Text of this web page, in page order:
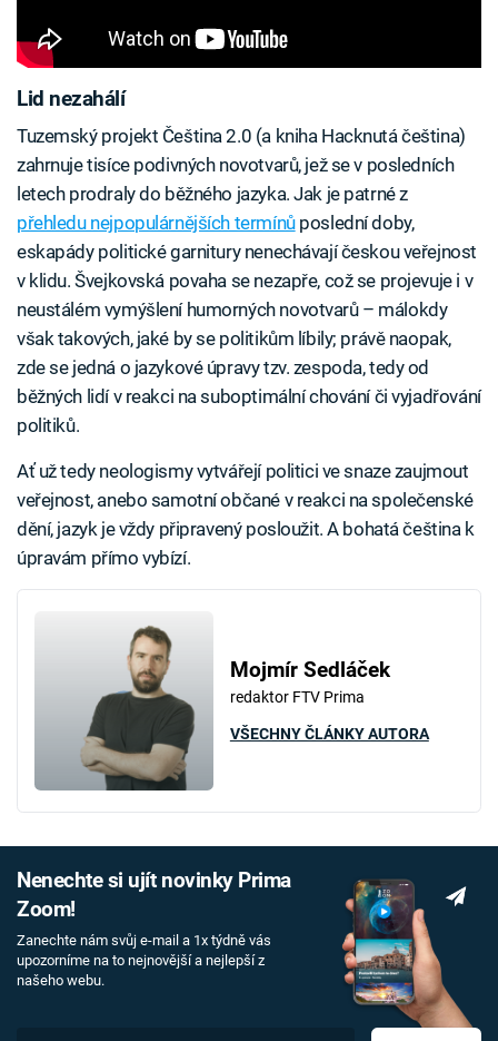
Lid nezahálí
Tuzemský projekt Čeština 2.0 (a kniha Hacknutá čeština)
zahrnuje tisíce podivných novotvarů, jež se v posledních
letech prodraly do běžného jazyka. Jak je patrné z
přehledu nejpopulárnějších termínůposlední doby,
eskapády politické garnitury nenechávají českou veřejnost
v klidu. Švejkovská povaha se nezapře, což se projevuje i v
neustálém vymýšlení humorných novotvarů – málokdy
však takových, jaké by se politikům líbily; právě naopak,
zde se jedná o jazykové úpravy tzv. zespoda, tedy od
běžných lidí v reakci na suboptimální chování či vyjadřování
politiků.
Ať už tedy neologismy vytvářejí politici ve snaze zaujmout
veřejnost, anebo samotní občané v reakci na společenské
dění, jazyk je vždy připravený posloužit. A bohatá čeština k
úpravám přímo vybízí.
Mojmír Sedláček
redaktor FTV Prima
VŠECHNY ČLÁNKY AUTORA
Nenechte si ujít novinky Prima
Zoom!
Zanechte nám svůj e-mail a 1x týdně vás
upozorníme na to nejnovější a nejlepší z
našeho webu.